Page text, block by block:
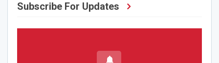
Subscribe For Updates